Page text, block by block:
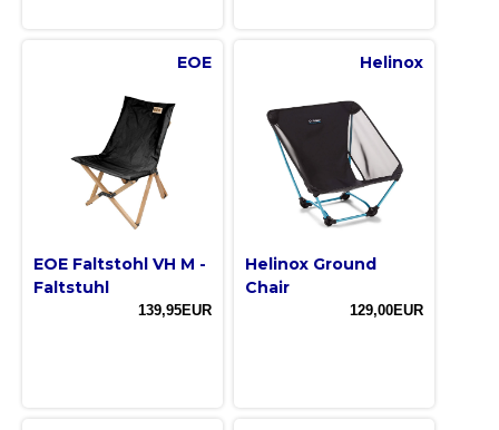
EOE
EOE Faltstohl VH M -
Faltstuhl
139,95EUR
Helinox
Helinox Ground
Chair
129,00EUR